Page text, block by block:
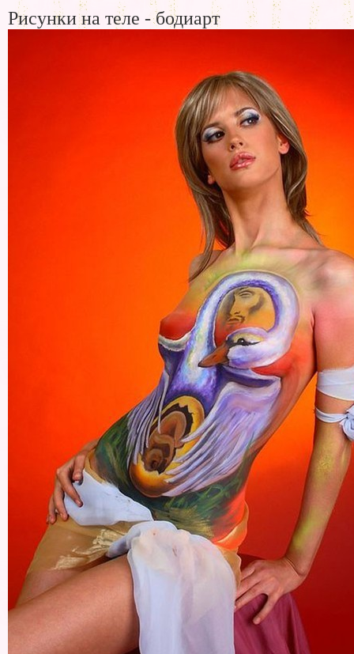
Рисунки на теле - бодиарт